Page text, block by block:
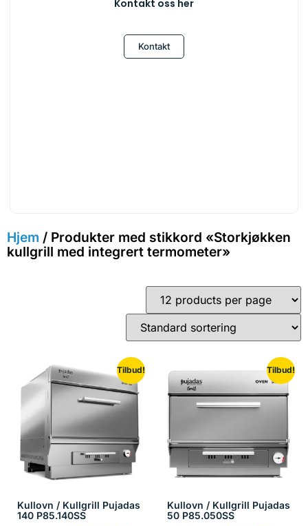
Kontakt oss her
Kontakt
Hjem / Produkter med stikkord «Storkjøkken
kullgrill med integrert termometer»
Tilbud!
Kullovn / Kullgrill Pujadas
140 P85.140SS
Tilbud!
Kullovn / Kullgrill Pujadas
50 P85.050SS